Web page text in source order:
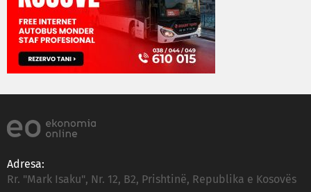
Adresa:
Rr. "Mark Isaku", Nr. 12, B2, Prishtinë, Republika e Kosovës